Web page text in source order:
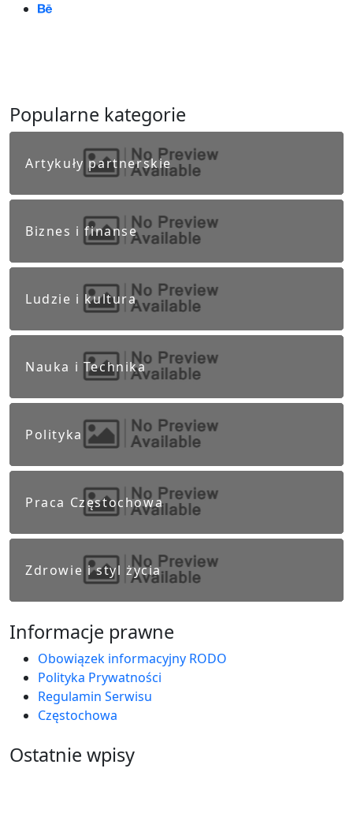
Popularne kategorie
Artykuły partnerskie
Biznes i finanse
Ludzie i kultura
Nauka i Technika
Polityka
Praca Częstochowa
Zdrowie i styl życia
Informacje prawne
Obowiązek informacyjny RODO
Polityka Prywatności
Regulamin Serwisu
Częstochowa
Ostatnie wpisy